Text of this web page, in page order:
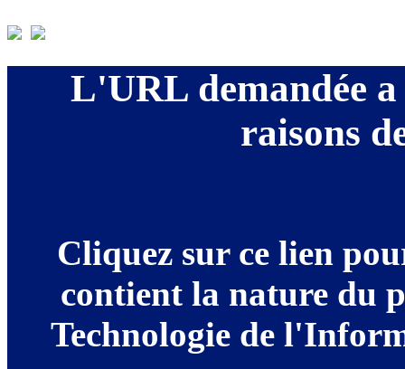
L'URL demandée a
raisons
Cliquez sur ce lien
contient la nature du
Technologie de